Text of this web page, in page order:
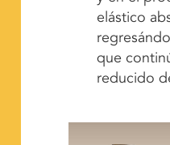
elástico
que
reducido